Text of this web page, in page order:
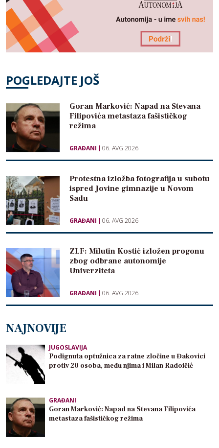
POGLEDAJTE JOŠ
Goran Marković: Napad na Stevana
Filipovića metastaza fašističkog
režima
GRAĐANI 06. AVG 2026
Protestna izložba fotografija u subotu
ispred Jovine gimnazije u Novom
Sadu
GRAĐANI 06. AVG 2026
ZLF: Milutin Kostić izložen progonu
zbog odbrane autonomije
Univerziteta
GRAĐANI 06. AVG 2026
NAJNOVIJE
JUGOSLAVIJA
Podignuta optužnica za ratne zločine u Đakovici
protiv 20 osoba, među njima i Milan Radoičić
GRAĐANI
Goran Marković: Napad na Stevana Filipovića
metastaza fašističkog režima